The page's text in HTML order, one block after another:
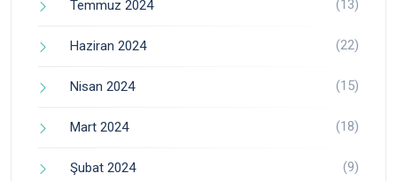
Temmuz 2024 (13)
Haziran 2024 (22)
Nisan 2024 (15)
Mart 2024 (18)
Şubat 2024 (9)